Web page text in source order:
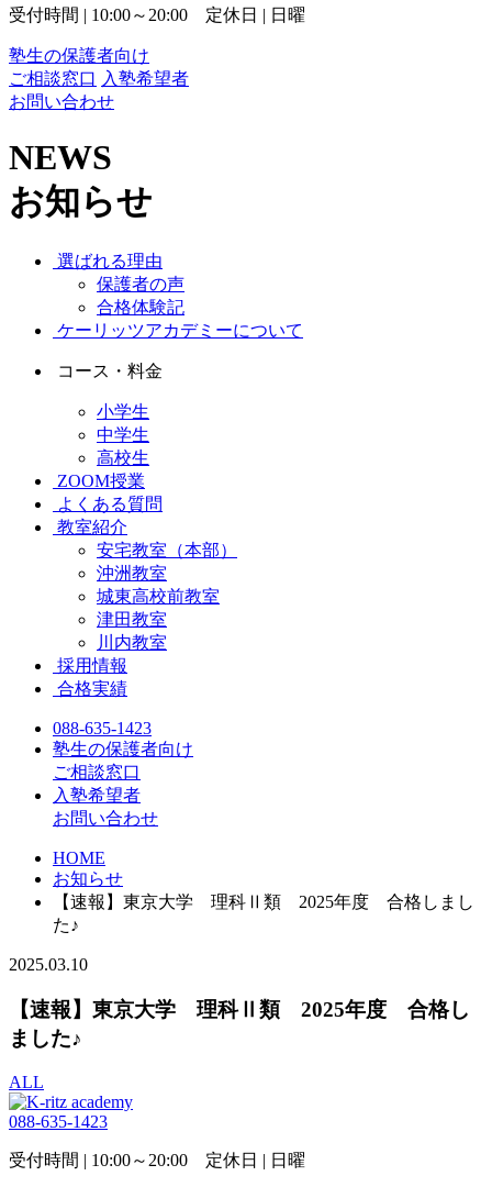
受付時間 | 10:00～20:00 定休日 | 日曜
塾生の保護者向け
ご相談窓口 入塾希望者
お問い合わせ
NEWS
お知らせ
選ばれる理由
保護者の声
合格体験記
ケーリッツアカデミーについて
コース・料金
小学生
中学生
高校生
ZOOM授業
よくある質問
教室紹介
安宅教室（本部）
沖洲教室
城東高校前教室
津田教室
川内教室
採用情報
合格実績
088-635-1423
塾生の保護者向け
ご相談窓口
入塾希望者
お問い合わせ
HOME
お知らせ
【速報】東京大学 理科Ⅱ類 2025年度 合格しまし
た♪
2025.03.10
【速報】東京大学 理科Ⅱ類 2025年度 合格し
ました♪
ALL
088-635-1423
受付時間 | 10:00～20:00 定休日 | 日曜